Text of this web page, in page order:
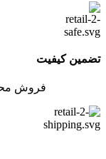
تضمین کیفیت
فروش